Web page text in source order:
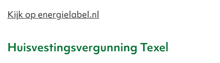
Kijk op energielabel.nl
Huisvestingsvergunning Texel